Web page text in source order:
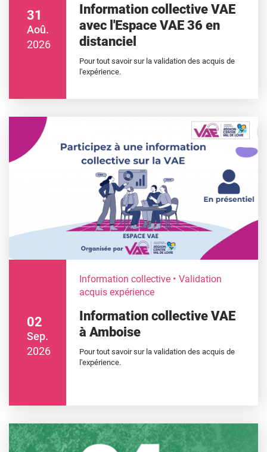
31
Aoû.
2026
Information collective VAE
avec l'Espace VAE 36 en
distanciel
Pour tout savoir sur la validation des acquis de
l'expérience.
02
Sep.
2026
Information collective
Validation
acquis expérience
Information collective VAE
à Amboise
Pour tout savoir sur la validation des acquis de
l'expérience.